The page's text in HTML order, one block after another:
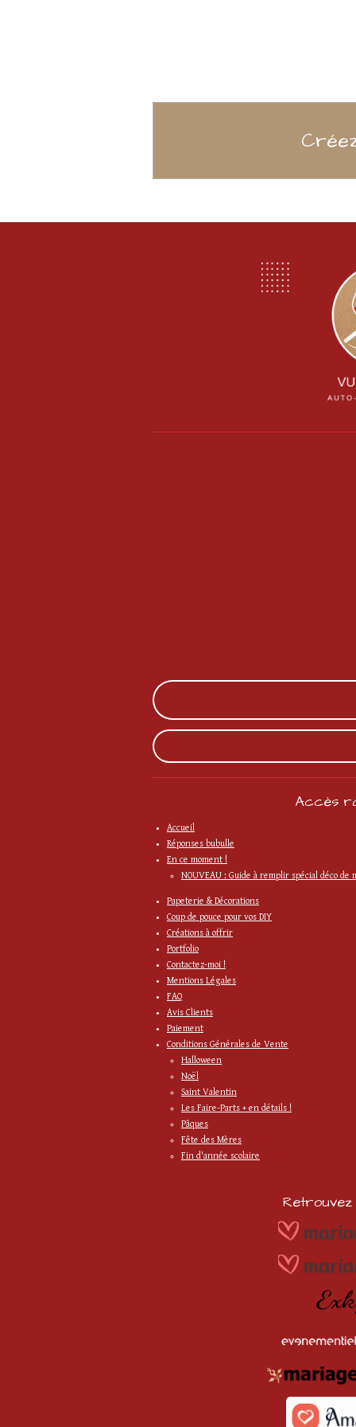
Accès
Accueil
Réponses bubulle
En ce moment !
NOUVEAU : Guide à remplir spécial déco de
Papeterie & Décorations
Coup de pouce pour vos DIY
Créations à offrir
Portfolio
Contactez-moi !
Mentions Légales
FAQ
Avis Clients
Paiement
Conditions Générales de Vente
Halloween
Noël
Saint Valentin
Les Faire-Parts + en détails !
Pâques
Fête des Mères
Fin d'année scolaire
Retrouvez